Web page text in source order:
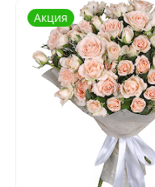
Акция